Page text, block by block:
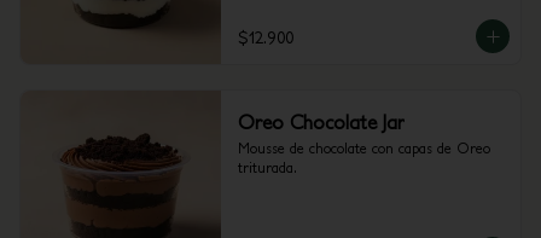
$12.900
Oreo Chocolate Jar
Mousse de chocolate con capas de Oreo
triturada.